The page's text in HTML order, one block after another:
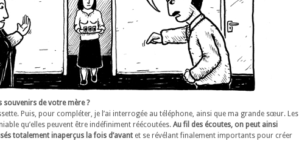
souvenirs de votre mère ?
Puis, pour compléter, je l’ai interrogée au téléphone, ainsi que ma grande sœur. Les
qu’elles peuvent être indéfiniment réécoutées. Au fil des écoutes, on peut ainsi
totalement inaperçus la fois d’avant et se révélant finalement importants pour créer